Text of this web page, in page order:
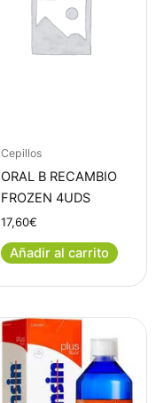
Cepillos
ORAL B RECAMBIO
FROZEN 4UDS
17,60€
Añadir al carrito